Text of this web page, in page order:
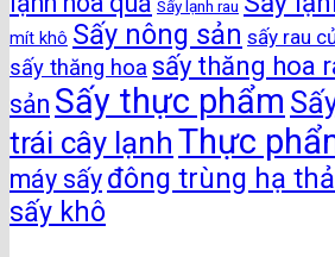
Sấy lạnh rau
mít khô Sấy nông sản sấy rau
sấy thăng hoa sấy thăng hoa
sản Sấy thực phẩm
trái cây lạnh Thực
máy sấy đông trùng hạ
sấy khô